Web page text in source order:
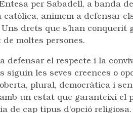
per Sabadell, a banda
catòlica, animem a defensar
Uns drets que s’han
moltes persones.
defensar el respecte i la
siguin les seves creences o
plural, democràtica i
un estat que garanteixi el
de cap tipus d’opció